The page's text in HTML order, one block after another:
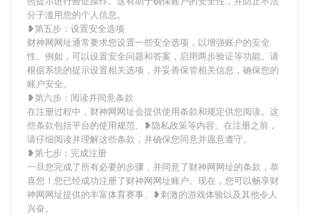
分子滥用您的个人信息。
❥第五步：设置安全选项
财神网网址通常要求您设置一些安全选项，以增强账户的安全
性。例如，可以设置安全问题和答案，启用两步验证等功能。请
根据系统的提示设置相关选项，并妥善保管相关信息，确保您的
账户安全。
❥第六步：阅读并同意条款
在注册过程中，财神网网址会提供使用条款和规定供您阅读。这
些条款包括平台的使用规范、❥隐私政策等内容。在注册之前，
请仔细阅读并理解这些条款，并确保您同意并愿意遵守。
❥第七步：完成注册
一旦您完成了所有必要的步骤，并同意了财神网网址的条款，恭
喜您！您已经成功注册了财神网网址账户。现在，您可以畅享财
神网网址提供的丰富体育赛事、❥刺激的游戏体验以及其他令人
兴奋。